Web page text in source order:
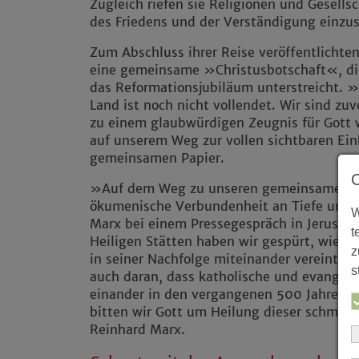
Zugleich riefen sie Religionen und
des Friedens und der Verständigung
Zum Abschluss ihrer Reise
eine gemeinsame »Christusbotschaft«,
das Reformationsjubiläum unterstreicht.
Land ist noch nicht vollendet. Wir sind
zu einem glaubwürdigen Zeugnis für Gott
auf unserem Weg zur vollen sichtbaren
gemeinsamen Papier.
»Auf dem Weg zu unseren gemeinsamen
ökumenische Verbundenheit an Tiefe
Marx bei einem Pressegespräch in
Heiligen Stätten haben wir gespürt, wie
in seiner Nachfolge miteinander vereint
auch daran, dass katholische und
einander in den vergangenen 500 Jahren
bitten wir Gott um Heilung dieser
Reinhard Marx.